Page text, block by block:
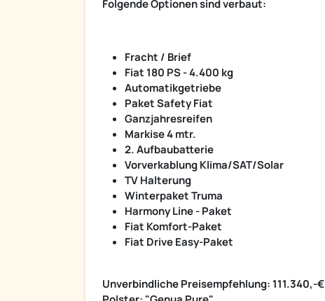
Folgende Optionen sind verbaut:
Fracht / Brief
Fiat 180 PS - 4.400 kg
Automatikgetriebe
Paket Safety Fiat
Ganzjahresreifen
Markise 4 mtr.
2. Aufbaubatterie
Vorverkablung Klima/SAT/Solar
TV Halterung
Winterpaket Truma
Harmony Line - Paket
Fiat Komfort-Paket
Fiat Drive Easy-Paket
Unverbindliche Preisempfehlung: 111.340,-€